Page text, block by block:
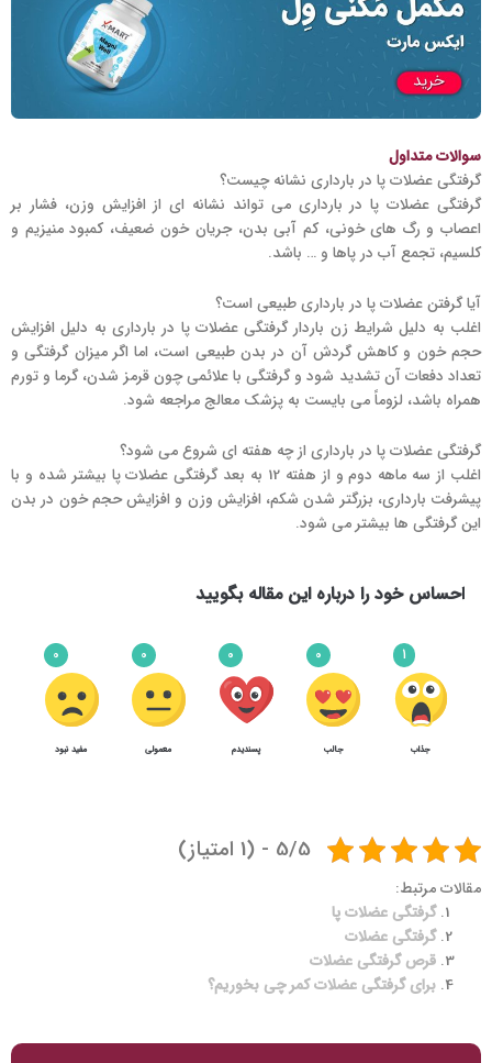
سوالات متداول
گرفتگی عضلات پا در بارداری نشانه چیست؟
گرفتگی عضلات پا در بارداری می تواند نشانه ای از افزایش وزن، فشار بر
اعصاب و رگ های خونی، کم آبی بدن، جریان خون ضعیف، کمبود منیزیم و
کلسیم، تجمع آب در پاها و … باشد.
آیا گرفتن عضلات پا در بارداری طبیعی است؟
اغلب به دلیل شرایط زن باردار گرفتگی عضلات پا در بارداری به دلیل افزایش
حجم خون و کاهش گردش آن در بدن طبیعی است، اما اگر میزان گرفتگی و
تعداد دفعات آن تشدید شود و گرفتگی با علائمی چون قرمز شدن، گرما و تورم
همراه باشد، لزوماً می بایست به پزشک معالج مراجعه شود.
گرفتگی عضلات پا در بارداری از چه هفته ای شروع می شود؟
اغلب از سه ماهه دوم و از هفته 12 به بعد گرفتگی عضلات پا بیشتر شده و با
پیشرفت بارداری، بزرگتر شدن شکم، افزایش وزن و افزایش حجم خون در بدن
این گرفتگی ها بیشتر می شود.
احساس خود را درباره این مقاله بگویید
1
جذاب
0
جالب
0
پسندیدم
0
معمولی
0
مفید نبود
5/5 - (1 امتیاز)
مقالات مرتبط:
گرفتگی عضلات پا
گرفتگی عضلات
قرص گرفتگی عضلات
برای گرفتگی عضلات کمر چی بخوریم؟